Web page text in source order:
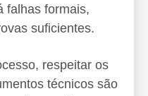
falhas formais,
suficientes.
respeitar os
técnicos são